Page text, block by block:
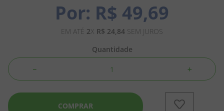
R$ 49,69
EM ATÉ 2X R$ 24,84 SEM JUROS
Quantidade
＋
－
COMPRAR
5
amendoim
º
salgadinho
7 º
9º
doce leite
pipoca